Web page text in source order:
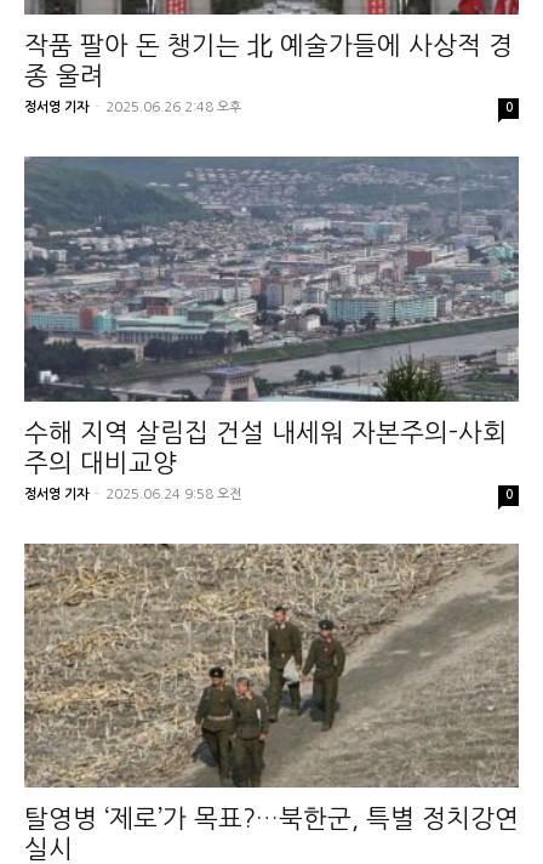
작품 팔아 돈 챙기는 北 예술가들에 사상적 경
종 울려
정서영 기자 - 2025.06.26 2:48 오후 0
수해 지역 살림집 건설 내세워 자본주의-사회
주의 대비교양
정서영 기자 - 2025.06.24 9:58 오전 0
탈영병 ‘제로’가 목표?…북한군, 특별 정치강연
실시